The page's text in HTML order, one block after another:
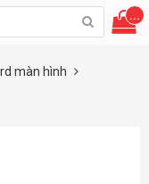
...
màn hình